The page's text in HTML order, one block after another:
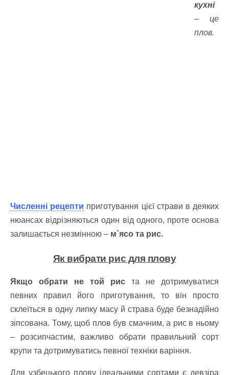
кухні
– це
плов.
Численні рецепти приготування цієї страви в деяких
нюансах відрізняються один від одного, проте основа
залишається незмінною – м`ясо та рис.
Як вибрати рис для плову
Якщо обрати не той рис та не дотримуватися
певних правил його приготування, то він просто
склеїться в одну липку масу й страва буде безнадійно
зіпсована. Тому, щоб плов був смачним, а рис в ньому
– розсипчастим, важливо обрати правильний сорт
крупи та дотримуватись певної техніки варіння.
Для узбецького плову ідеальними сортами є девзіра